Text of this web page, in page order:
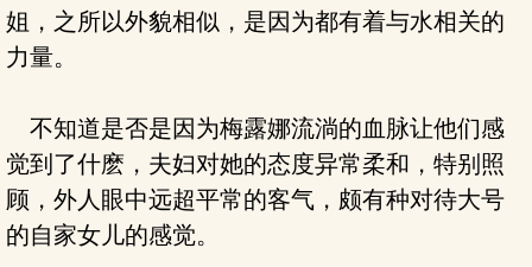
姐，之所以外貌相似，是因为都有着与水相关的
力量。
不知道是否是因为梅露娜流淌的血脉让他们感
觉到了什麽，夫妇对她的态度异常柔和，特别照
顾，外人眼中远超平常的客气，颇有种对待大号
的自家女儿的感觉。